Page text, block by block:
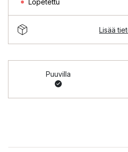
Lopetettu
Lisää
Puuvilla